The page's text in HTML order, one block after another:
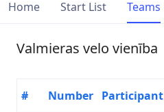
Home Start List Teams
Valmieras velo vienība
# Number Participant